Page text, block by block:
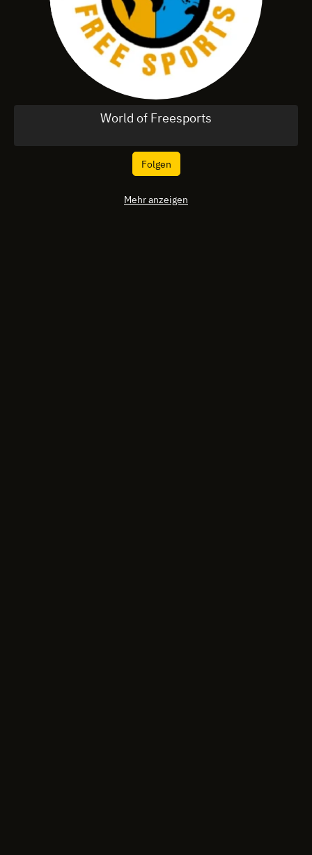
World of Freesports
Folgen
Mehr anzeigen